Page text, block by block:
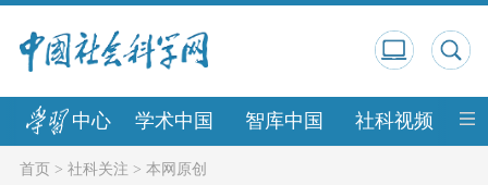
中心 学术中国 智库中国 社科视频 中
首页> 社科关注 > 本网原创